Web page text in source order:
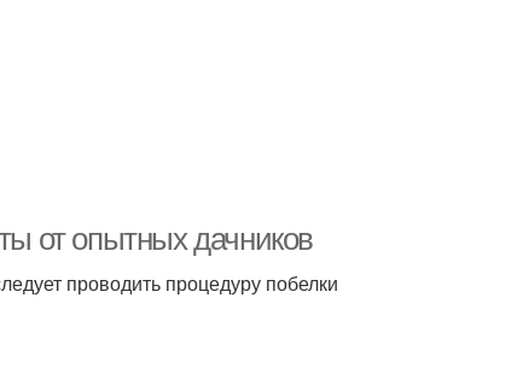
от опытных дачников
проводить процедуру побелки